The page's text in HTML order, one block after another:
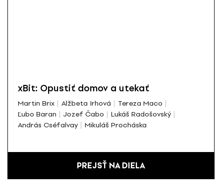
xBit: Opustiť domov a utekať
Martin Brix Alžbeta Irhová
Tereza Maco
Ľubo Baran
Jozef Čabo
Lukáš Radošovský
András Cséfalvay
Mikuláš Procháska
PREJSŤ NA DIELA